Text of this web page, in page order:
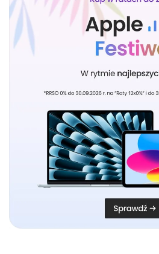
M
A
r
S
e
b
r
n
y